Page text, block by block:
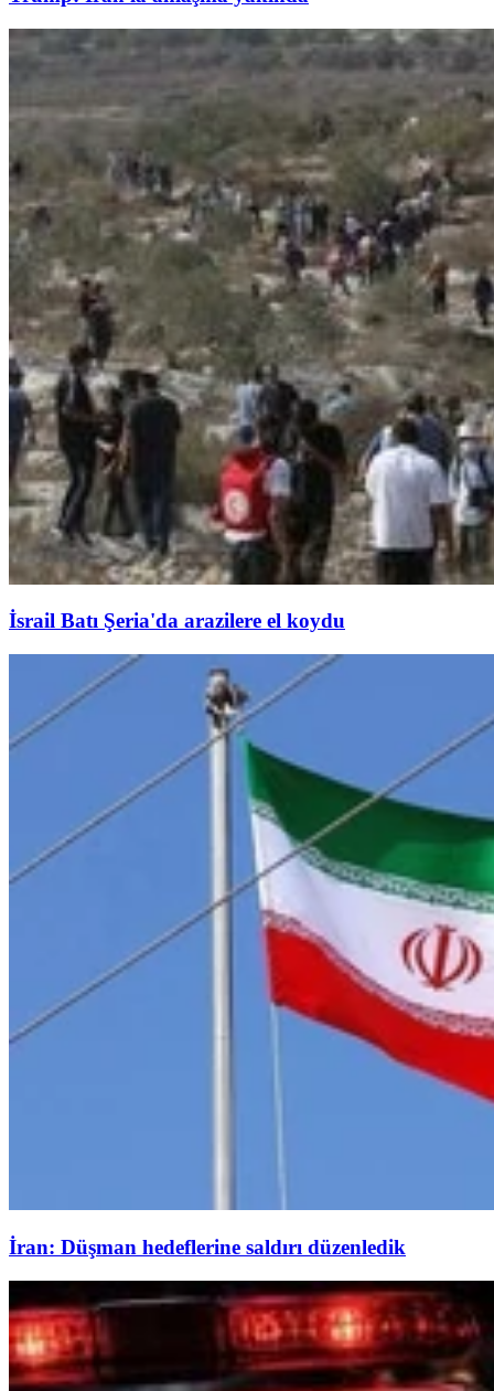
İsrail Batı Şeria'da arazilere el koydu
İran: Düşman hedeflerine saldırı düzenledik